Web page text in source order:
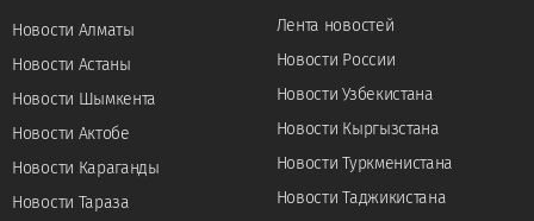
Новости Алматы
Новости Астаны
Новости Шымкента
Новости Актобе
Новости Караганды
Новости Тараза
Лента новостей
Новости России
Новости Узбекистана
Новости Кыргызстана
Новости Туркменистана
Новости Таджикистана